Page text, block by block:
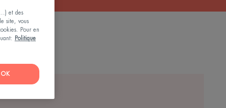
et des
site, vous
Pour en
Politique
OK